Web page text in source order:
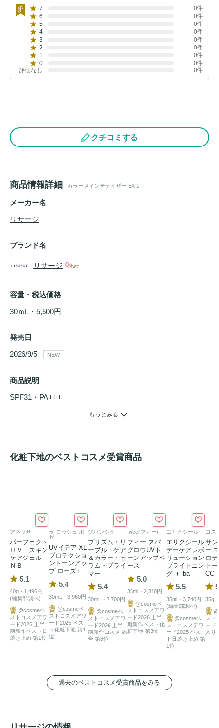
7
0件
6
0件
5
0件
4
0件
3
0件
2
0件
1
0件
0
0件
評価なし
0件
クチコミする
商品情報詳細 カラーメインテナイザー EX 1
メーカー名
リサージ
ブランド名
リサージ
容量・税込価格
30ｍL・5,500円
発売日
2026/9/5
NEW
商品説明
SPF31・PA+++
ーション。
上げます。
美容液効果で、乾燥から肌を守りながら、長時間みずみず
しく
うるおい続けます。
〇天然精油配合のリラックス感のある香り。
*アレルギーテスト済み。すべての方にアレルギーがおこら
ないというわけではありません。
● コラーゲンケア成分SP-2配合（保湿:加水分解 コラーゲ
ン、ユキノシタエキス、加水分解シルク、DPG）
● エイジツエキスコンプレックス配合（保湿：ノイバラ果実
エキス、グリセリン）
もっとみる
化粧下地のベストコスメ受賞商品
アネッサ
パーフェクト
ＵＶ スキン
ケアジェル
ＮＢ
5.1
40g・1,496円
(編集部調べ)
@cosmeベ
ストコスメアワ
ード2026 上半
期新作ベスト日
焼け止め 第1位
ラ ロッシュ ポ
ゼ
UVイデア XL
プロテクショ
ントーンアッ
プ ローズ+
5.4
30mL・3,960円
@cosmeベ
ストコスメアワ
ード2025 ベス
ト化粧下地 第1
位
ジバンシイ
プリズム・リ
ーブル・ケア
＆カラー・セ
ラム・プライ
マー
5.4
30mL・7,700円
@cosmeベ
ストコスメアワ
ード2026 上半
期新作コスメ 総
合 第8位
fwee(フィー)
フィー スパ
グロウUVト
ーンアップベ
ース
5.0
35ml・2,310円
@cosmeベ
ストコスメアワ
ード2026 上半
期新作ベスト化
粧下地 第3位
エリクシール
エリクシール
デーケアレボ
リューション
ブライトニン
グ ＋ ba
5.5
35ml・3,740円
(編集部調べ)
@cosmeベ
ストコスメアワ
ード2025 ベス
ト日焼け止め 第
1位
コス
サ
ー
ロ
ト
CC
35g
スト
ード
入り
過去のベストコスメ受賞商品をみる